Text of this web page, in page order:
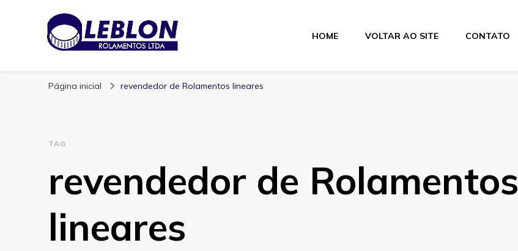
Blog | Leblon Rolamentos
HOME VOLTAR AO SITE CONTATO
Página inicial revendedor de Rolamentos lineares
TAG
revendedor de Rolamentos
lineares